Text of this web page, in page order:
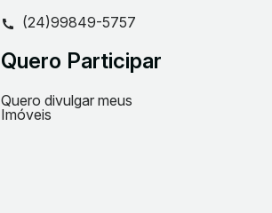
(24)99849-5757
Quero Participar
Quero divulgar meus
Imóveis